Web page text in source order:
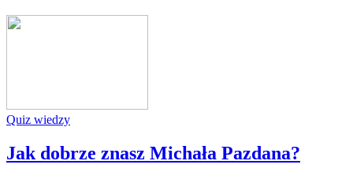
Quiz wiedzy
Jak dobrze znasz Michała Pazdana?